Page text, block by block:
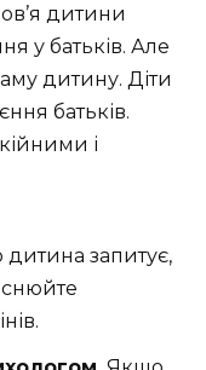
дитини
у батьків. Але
дитину. Діти
батьків.
і
запитує,